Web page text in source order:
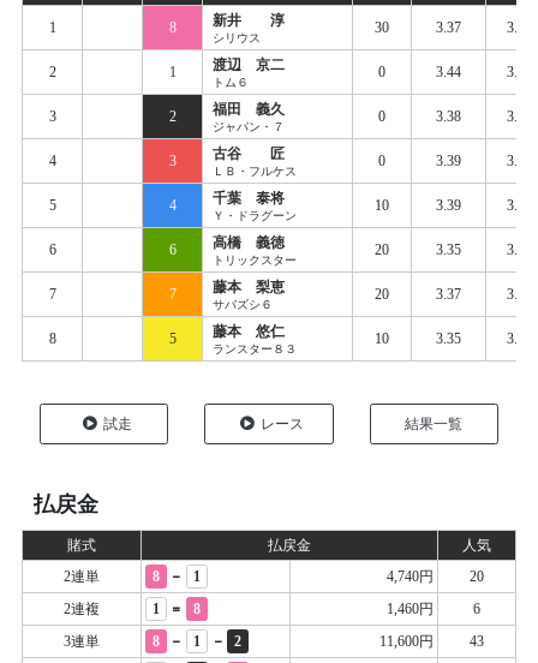
1 8 新井 淳
シリウス
30 3.37 3.435
2 1 渡辺 京二
トム６
0 3.44 3.474
3 2 福田 義久
ジャパン・７
0 3.38 3.474
4 3 古谷 匠
ＬＢ・フルケス
0 3.39 3.474
5 4 千葉 泰将
Ｙ・ドラグーン
10 3.39 3.469
6 6 高橋 義徳
トリックスター
20 3.35 3.458
7 7 藤本 梨恵
サバズシ６
20 3.37 3.468
8 5 藤本 悠仁
ランスター８３
10 3.35 3.482
試走 レース 結果一覧
払戻金
賭式 払戻金
人気
2連単
8 - 1 4,740円
20
2連複
1 = 8 1,460円
6
3連単
8 - 1 - 2 11,600円
43